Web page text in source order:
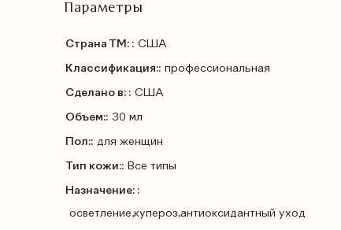
Параметры
Страна ТМ: : США
Классификация:: профессиональная
Сделано в: : США
Объем:: 30 мл
Пол:: для женщин
Тип кожи:: Все типы
Назначение: :
осветление,купероз,антиоксидантный уход